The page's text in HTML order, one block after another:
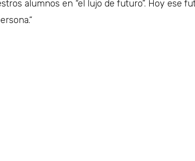
alumnos en “el lujo de futuro”. Hoy ese